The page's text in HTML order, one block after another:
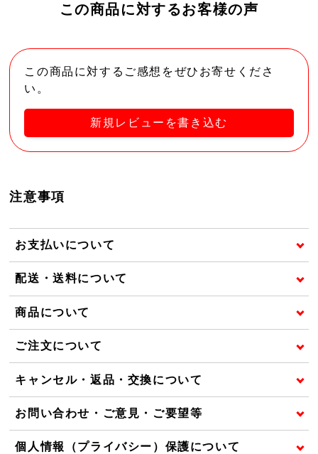
この商品に対するお客様の声
この商品に対するご感想をぜひお寄せくださ
い。
新規レビューを書き込む
注意事項
お支払いについて
配送・送料について
商品について
ご注文について
キャンセル・返品・交換について
お問い合わせ・ご意見・ご要望等
個人情報（プライバシー）保護について